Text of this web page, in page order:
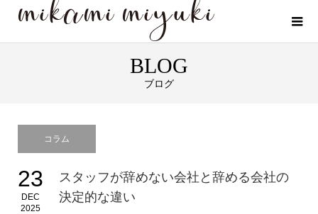
BLOG
ブログ
コラム
23
DEC
2025
スタッフが辞めない会社と辞める会社の
決定的な違い